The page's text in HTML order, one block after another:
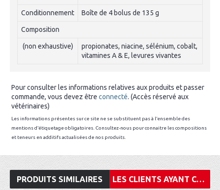
Conditionnement Boîte de 4 bolus de 135 g
Composition
(non exhaustive)
propionates, niacine, sélénium, cobalt,
vitamines A & E, levures vivantes
Pour consulter les informations relatives aux produits et passer
commande, vous devez être connecté. (Accès réservé aux
vétérinaires)
Les informations présentes sur ce site ne se substituent pas à l’ensemble des
mentions d’étiquetage obligatoires. Consultez-nous pour connaitre les compositions
et teneurs en additifs actualisées de nos produits.
PRODUITS SIMILAIRES LES CLIENTS AYANT CONSULTÉ CET ARTICLE ONT ÉGALEMENT ACHETÉ